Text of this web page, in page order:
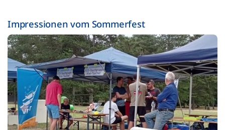
Impressionen vom Sommerfest